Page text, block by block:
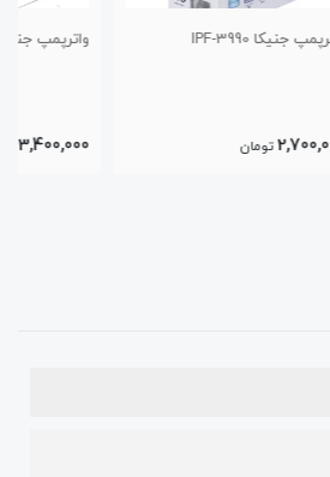
واترپمپ جنیکا IPF-4990
3,400,000